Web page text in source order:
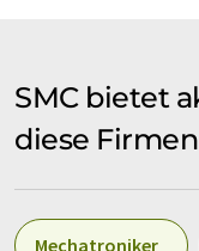
SMC bietet
diese
Mechatroniker